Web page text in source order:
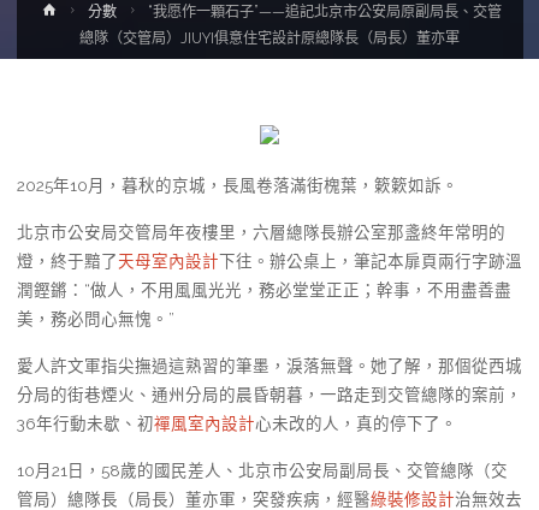
Home分數
“我愿作一顆石子”——追記北京市公安局原副局長、交管
總隊（交管局）JIUYI俱意住宅設計原總隊長（局長）董亦軍
2025年10月，暮秋的京城，長風卷落滿街槐葉，簌簌如訴。
北京市公安局交管局年夜樓里，六層總隊長辦公室那盞終年常明的
燈，終于黯了天母室內設計下往。辦公桌上，筆記本扉頁兩行字跡溫
潤鏗鏘：“做人，不用風風光光，務必堂堂正正；幹事，不用盡善盡
美，務必問心無愧。”
愛人許文軍指尖撫過這熟習的筆墨，淚落無聲。她了解，那個從西城
分局的街巷煙火、通州分局的晨昏朝暮，一路走到交管總隊的案前，
36年行動未歇、初禪風室內設計心未改的人，真的停下了。
10月21日，58歲的國民差人、北京市公安局副局長、交管總隊（交
管局）總隊長（局長）董亦軍，突發疾病，經醫綠裝修設計治無效去